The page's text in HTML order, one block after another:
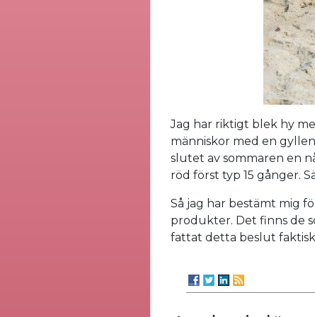
Jag har riktigt blek hy
människor med en
slutet av sommaren en
röd först typ 15 gånger.
Så jag har bestämt mig
produkter. Det finns de
fattat detta beslut